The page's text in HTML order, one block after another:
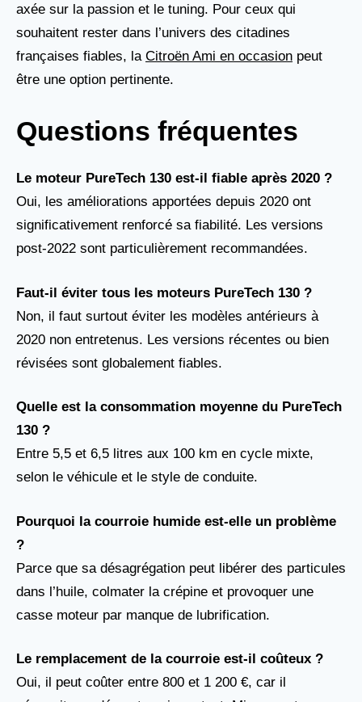
axée sur la passion et le tuning. Pour ceux qui
souhaitent rester dans l’univers des citadines
françaises fiables, la Citroën Ami en occasion peut
être une option pertinente.
Questions fréquentes
Le moteur PureTech 130 est-il fiable après 2020 ?
Oui, les améliorations apportées depuis 2020 ont
significativement renforcé sa fiabilité. Les versions
post-2022 sont particulièrement recommandées.
Faut-il éviter tous les moteurs PureTech 130 ?
Non, il faut surtout éviter les modèles antérieurs à
2020 non entretenus. Les versions récentes ou bien
révisées sont globalement fiables.
Quelle est la consommation moyenne du PureTech
130 ?
Entre 5,5 et 6,5 litres aux 100 km en cycle mixte,
selon le véhicule et le style de conduite.
Pourquoi la courroie humide est-elle un problème
?
Parce que sa désagrégation peut libérer des particules
dans l’huile, colmater la crépine et provoquer une
casse moteur par manque de lubrification.
Le remplacement de la courroie est-il coûteux ?
Oui, il peut coûter entre 800 et 1 200 €, car il